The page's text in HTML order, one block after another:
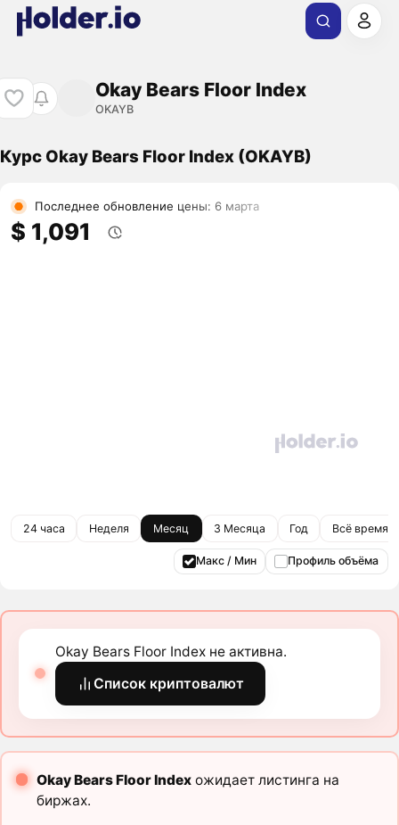
Okay Bears Floor Index
OKAYB
Курс Okay Bears Floor Index (OKAYB)
Последнее обновление цены: 6 марта
$ 1,091
24 часа Неделя Месяц 3 Месяца Год Всё время
Макс / Мин Профиль объёма
Okay Bears Floor Index не активна.
Список криптовалют
Okay Bears Floor Indexожидает листинга на
биржах.